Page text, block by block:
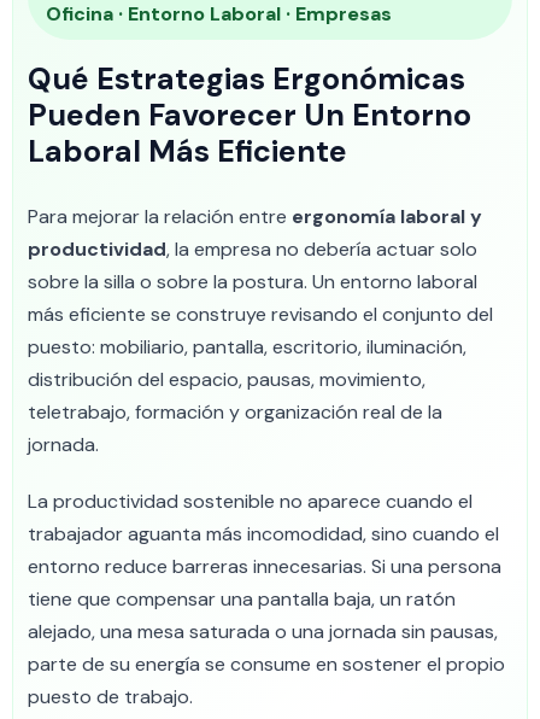
Oficina · Entorno Laboral · Empresas
Qué Estrategias Ergonómicas
Pueden Favorecer Un Entorno
Laboral Más Eficiente
Para mejorar la relación entre ergonomía laboral y
productividad, la empresa no debería actuar solo
sobre la silla o sobre la postura. Un entorno laboral
más eficiente se construye revisando el conjunto del
puesto: mobiliario, pantalla, escritorio, iluminación,
distribución del espacio, pausas, movimiento,
teletrabajo, formación y organización real de la
jornada.
La productividad sostenible no aparece cuando el
trabajador aguanta más incomodidad, sino cuando el
entorno reduce barreras innecesarias. Si una persona
tiene que compensar una pantalla baja, un ratón
alejado, una mesa saturada o una jornada sin pausas,
parte de su energía se consume en sostener el propio
puesto de trabajo.